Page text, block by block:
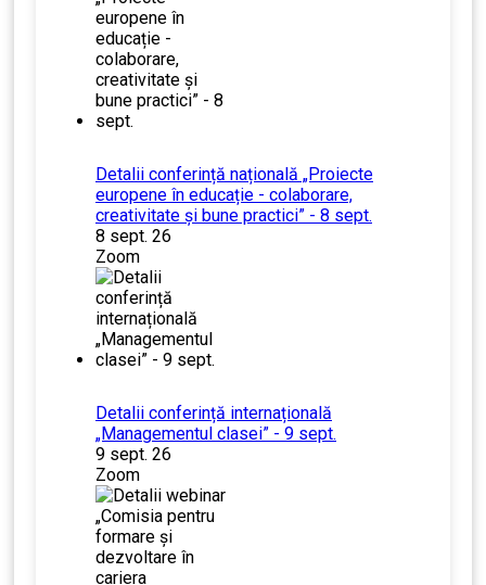
Detalii conferință națională „Proiecte
europene în educație - colaborare,
creativitate și bune practici” - 8 sept.
8 sept. 26
Zoom
Detalii conferință internațională
„Managementul clasei” - 9 sept.
9 sept. 26
Zoom